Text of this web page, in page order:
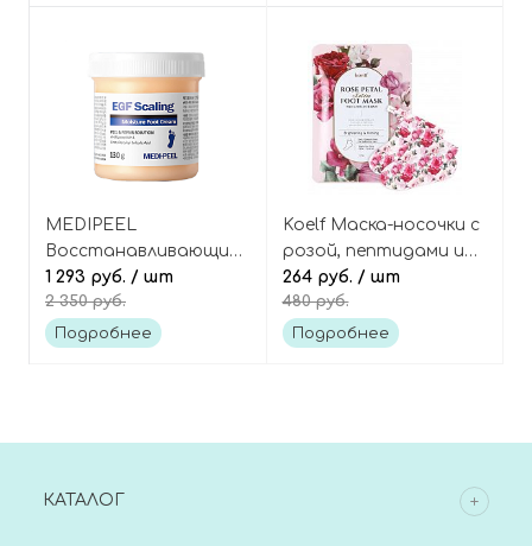
MEDIPEEL
Восстанавливающий
пилинг-крем для ног с
мочевиной, EGF
Scaling Moisture Foot
1 293 руб. / шт
2 350 руб.
Подробнее
Koelf Маска-носочки с
розой, пептидами и
коллагеном, 1 пара,
Rose petal satin foot
mask
264 руб. / шт
480 руб.
Подробнее
КАТАЛОГ